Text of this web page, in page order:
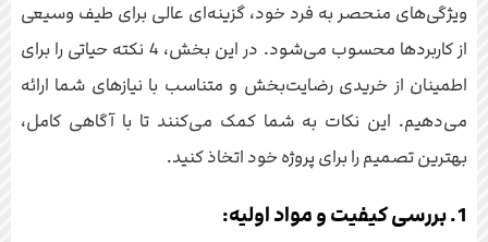
ویژگی‌های منحصر به فرد خود، گزینه‌ای عالی برای طیف وسیعی
از کاربردها محسوب می‌شود. در این بخش، 4 نکته حیاتی را برای
اطمینان از خریدی رضایت‌بخش و متناسب با نیازهای شما ارائه
می‌دهیم. این نکات به شما کمک می‌کنند تا با آگاهی کامل،
بهترین تصمیم را برای پروژه خود اتخاذ کنید.
1. بررسی کیفیت و مواد اولیه: